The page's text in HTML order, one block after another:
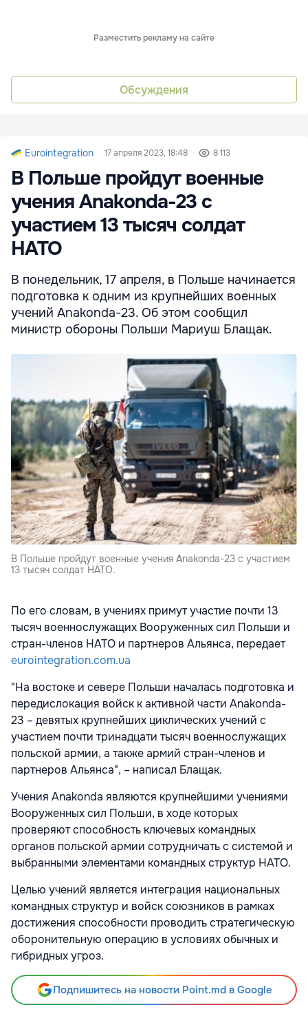
Разместить рекламу на сайте
Обсуждения
Eurointegration 17 апреля 2023, 18:48 8 113
В Польше пройдут военные
учения Anakonda-23 с
участием 13 тысяч солдат
НАТО
В понедельник, 17 апреля, в Польше начинается
подготовка к одним из крупнейших военных
учений Anakonda-23. Об этом сообщил
министр обороны Польши Мариуш Блащак.
В Польше пройдут военные учения Anakonda-23 с участием
13 тысяч солдат НАТО.
По его словам, в учениях примут участие почти 13
тысяч военнослужащих Вооруженных сил Польши и
стран-членов НАТО и партнеров Альянса, передает
eurointegration.com.ua
"На востоке и севере Польши началась подготовка и
передислокация войск к активной части Anakonda-
23 – девятых крупнейших циклических учений с
участием почти тринадцати тысяч военнослужащих
польской армии, а также армий стран-членов и
партнеров Альянса", – написал Блащак.
Учения Anakonda являются крупнейшими учениями
Вооруженных сил Польши, в ходе которых
проверяют способность ключевых командных
органов польской армии сотрудничать с системой и
выбранными элементами командных структур НАТО.
Целью учений является интеграция национальных
командных структур и войск союзников в рамках
достижения способности проводить стратегическую
оборонительную операцию в условиях обычных и
гибридных угроз.
Подпишитесь на новости Point.md в Google